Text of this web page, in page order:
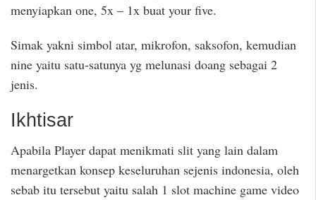
menyiapkan one, 5x – 1x buat your five.
Simak yakni simbol atar, mikrofon, saksofon, kemudian
nine yaitu satu-satunya yg melunasi doang sebagai 2
jenis.
Ikhtisar
Apabila Player dapat menikmati slit yang lain dalam
menargetkan konsep keseluruhan sejenis indonesia, oleh
sebab itu tersebut yaitu salah 1 slot machine game video